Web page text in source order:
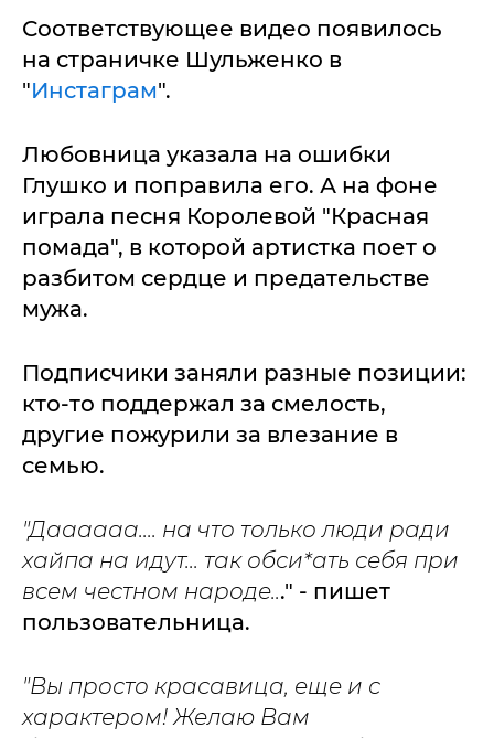
Соответствующее видео появилось
на страничке Шульженко в
"Инстаграм".
Любовница указала на ошибки
Глушко и поправила его. А на фоне
играла песня Королевой "Красная
помада", в которой артистка поет о
разбитом сердце и предательстве
мужа.
Подписчики заняли разные позиции:
кто-то поддержал за смелость,
другие пожурили за влезание в
семью.
"Даааааа.... на что только люди ради
хайпа на идут... так обси*ать себя при
всем честном народе..." - пишет
пользовательница.
"Вы просто красавица, еще и с
характером! Желаю Вам